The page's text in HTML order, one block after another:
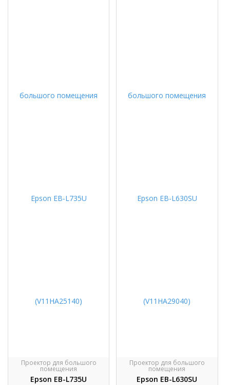
Проектор для большого
помещения
Epson EB-L735U
Проектор для большого
помещения
Epson EB-L630SU